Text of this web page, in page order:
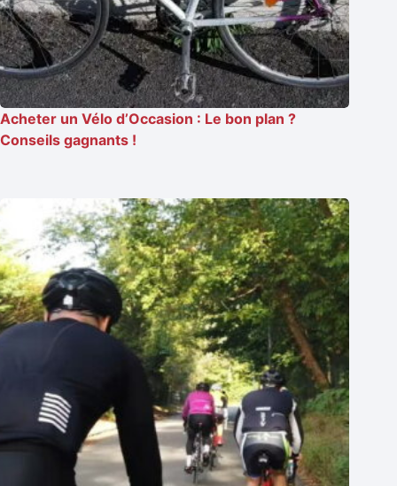
Acheter un Vélo d’Occasion : Le bon plan ?
Conseils gagnants !